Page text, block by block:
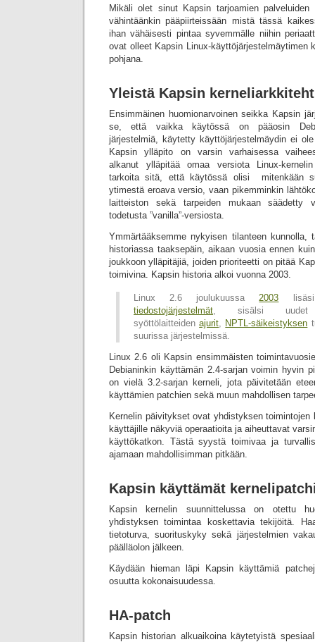
Mikäli olet sinut Kapsin tarjoamien
vähintäänkin pääpiirteissään mistä tässä
ihan vähäisesti pintaa syvemmälle niihin
ovat olleet Kapsin Linux-käyttöjärjestelmäytimen
pohjana.
Yleistä Kapsin
Ensimmäinen huomionarvoinen seikka Kapsin
se, että vaikka käytössä on pääosin
järjestelmiä, käytetty käyttöjärjestelmäydin ei
Kapsin ylläpito on varsin varhaisessa
alkanut ylläpitää omaa versiota Linux-
tarkoita sitä, että käytössä olisi mitenkään
ytimestä eroava versio, vaan pikemminkin
laitteiston sekä tarpeiden mukaan säädetty
todetusta ”vanilla”-versiosta.
Ymmärtääksemme nykyisen tilanteen kunnolla,
historiassa taaksepäin, aikaan vuosia ennen
joukkoon ylläpitäjiä, joiden prioriteetti on pitää
toimivina. Kapsin historia alkoi vuonna 2003.
Linux 2.6 joulukuussa2003
tiedostojärjestelmät, sisälsi
syöttölaitteidenajurit, NPTL-säikeistyksen
suurissa järjestelmissä.
Linux 2.6 oli Kapsin ensimmäisten
Debianinkin käyttämän 2.4-sarjan voimin hyvin
on vielä 3.2-sarjan kerneli, jota päivitetään
käyttämien patchien sekä muun mahdollisen
Kernelin päivitykset ovat yhdistyksen
käyttäjille näkyviä operaatioita ja aiheuttavat
käyttökatkon. Tästä syystä toimivaa ja
ajamaan mahdollisimman pitkään.
Kapsin käyttämät
Kapsin kernelin suunnittelussa on otettu
yhdistyksen toimintaa koskettavia tekijöitä.
tietoturva, suorituskyky sekä järjestelmien
päälläolon jälkeen.
Käydään hieman läpi Kapsin käyttämiä
osuutta kokonaisuudessa.
HA-patch
Kapsin historian alkuaikoina käytetyistä